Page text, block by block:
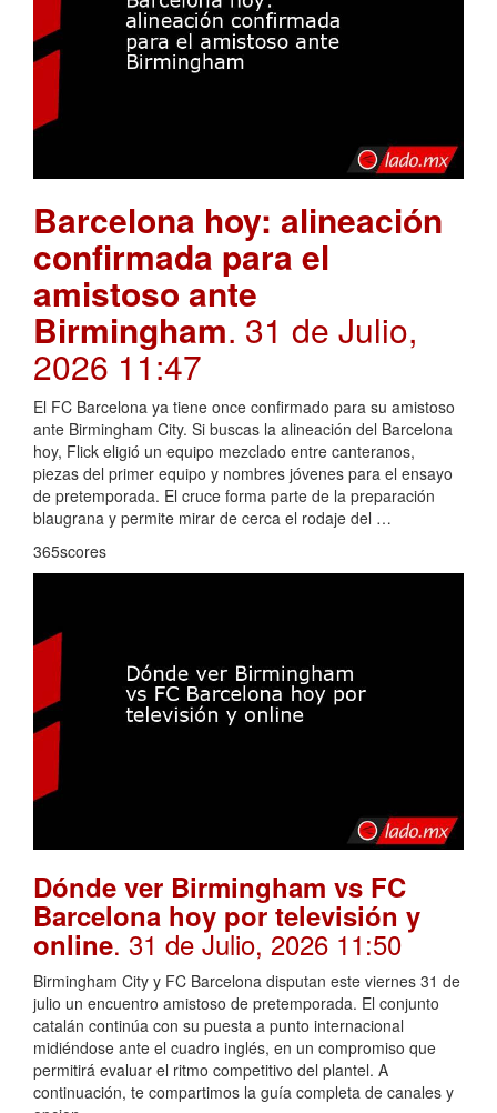
Barcelona hoy: alineación
confirmada para el
amistoso ante
Birmingham. 31 de Julio,
2026 11:47
El FC Barcelona ya tiene once confirmado para su amistoso
ante Birmingham City. Si buscas la alineación del Barcelona
hoy, Flick eligió un equipo mezclado entre canteranos,
piezas del primer equipo y nombres jóvenes para el ensayo
de pretemporada. El cruce forma parte de la preparación
blaugrana y permite mirar de cerca el rodaje del …
365scores
Dónde ver Birmingham vs FC
Barcelona hoy por televisión y
online. 31 de Julio, 2026 11:50
Birmingham City y FC Barcelona disputan este viernes 31 de
julio un encuentro amistoso de pretemporada. El conjunto
catalán continúa con su puesta a punto internacional
midiéndose ante el cuadro inglés, en un compromiso que
permitirá evaluar el ritmo competitivo del plantel. A
continuación, te compartimos la guía completa de canales y